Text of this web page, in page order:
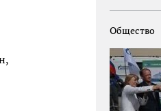
Общество